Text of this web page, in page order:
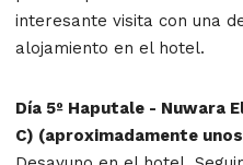
interesante visita con una
alojamiento en el hotel.
Día 5º Haputale - Nuwara
C) (aproximadamente